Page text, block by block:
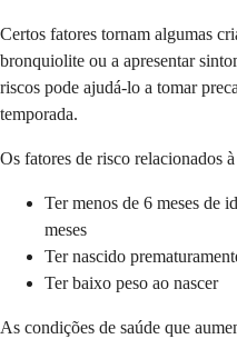
Certos fatores tornam algumas
bronquiolite ou a apresentar
riscos pode ajudá-lo a tomar
temporada.
Os fatores de risco relacionados
Ter menos de 6 meses de
meses
Ter nascido
Ter baixo peso ao nascer
As condições de saúde que